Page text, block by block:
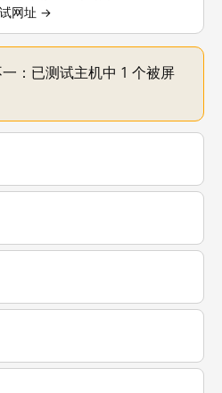
网址 →
：已测试主机中 1 个被屏